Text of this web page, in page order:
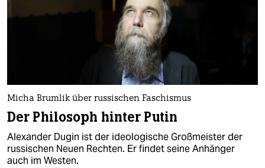
shop
abo
genossenschaft
epaper login
Micha Brumlik über russischen Faschismus
Der Philosoph hinter Putin
Alexander Dugin ist der ideologische Großmeister der
russischen Neuen Rechten. Er findet seine Anhänger
auch im Westen.